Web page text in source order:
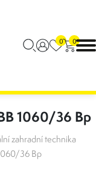
0 0
1060/36 Bp
zahradní technika
36 Bp